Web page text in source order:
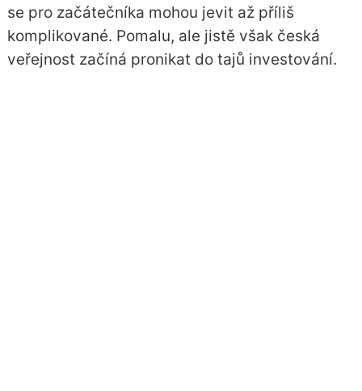
se pro začátečníka mohou jevit až příliš
komplikované. Pomalu, ale jistě však česká
veřejnost začíná pronikat do tajů investování.